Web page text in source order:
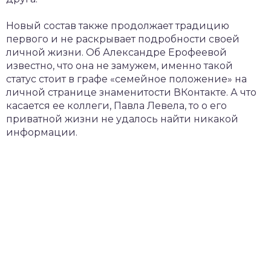
Новый состав также продолжает традицию
первого и не раскрывает подробности своей
личной жизни. Об Александре Ерофеевой
известно, что она не замужем, именно такой
статус стоит в графе «семейное положение» на
личной странице знаменитости ВКонтакте. А что
касается ее коллеги, Павла Левела, то о его
приватной жизни не удалось найти никакой
информации.